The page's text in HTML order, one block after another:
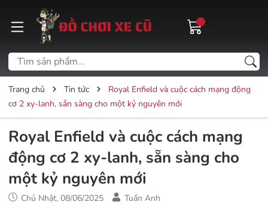
Trang chủ Tin tức
Royal Enfield và cuộc cách mạng động
cơ 2 xy-lanh, sẵn sàng cho một kỷ nguyên mới
Royal Enfield và cuộc cách mạng
động cơ 2 xy-lanh, sẵn sàng cho
một kỷ nguyên mới
Chủ Nhật, 08/06/2025 Tuấn Anh